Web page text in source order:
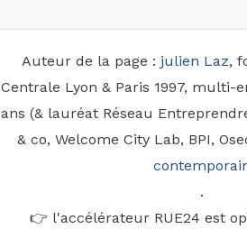
Auteur de la page : julien Laz,
Centrale Lyon & Paris 1997, multi-
ans (& lauréat Réseau
& co, Welcome City Lab, BPI,
.
👉 l'accélérateur RUE24 est